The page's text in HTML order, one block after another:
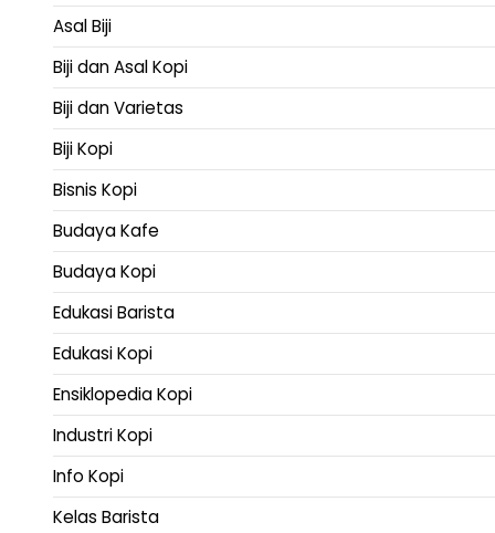
Asal Biji
Biji dan Asal Kopi
Biji dan Varietas
Biji Kopi
Bisnis Kopi
Budaya Kafe
Budaya Kopi
Edukasi Barista
Edukasi Kopi
Ensiklopedia Kopi
Industri Kopi
Info Kopi
Kelas Barista